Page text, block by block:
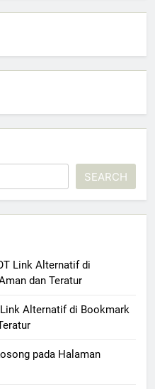
SEARCH
Link Alternatif di
dan Teratur
Alternatif di Bookmark
pada Halaman